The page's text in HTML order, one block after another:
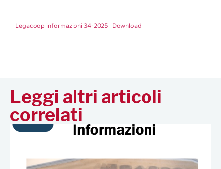
Legacoop informazioni 34-2025 Download
Leggi altri articoli
correlati